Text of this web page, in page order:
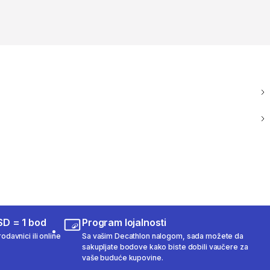
= 1 bod
ili online
Program lojalnosti
Sa vašim Decathlon nalogom, sada možete da
sakupljate bodove kako biste dobili vaučere za
vaše buduće kupovine.